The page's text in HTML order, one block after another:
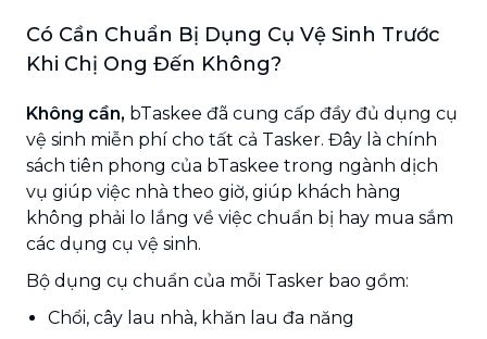
Có Cần Chuẩn Bị Dụng Cụ Vệ Sinh Trước
Khi Chị Ong Đến Không?
Không cần, bTaskee đã cung cấp đầy đủ dụng cụ
vệ sinh miễn phí cho tất cả Tasker. Đây là chính
sách tiên phong của bTaskee trong ngành dịch
vụ giúp việc nhà theo giờ, giúp khách hàng
không phải lo lắng về việc chuẩn bị hay mua sắm
các dụng cụ vệ sinh.
Bộ dụng cụ chuẩn của mỗi Tasker bao gồm:
Chổi, cây lau nhà, khăn lau đa năng